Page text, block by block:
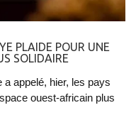
PLAIDE POUR UNE
SOLIDAIRE
appelé, hier, les pays
ouest-africain plus